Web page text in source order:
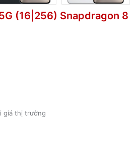
(16|256) Snapdragon 8
giá thị trường